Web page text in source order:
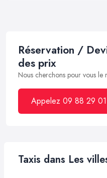
Réservation /
des prix
Nous cherchons pour vous
Appelez 09 88 29
Taxis dans Les